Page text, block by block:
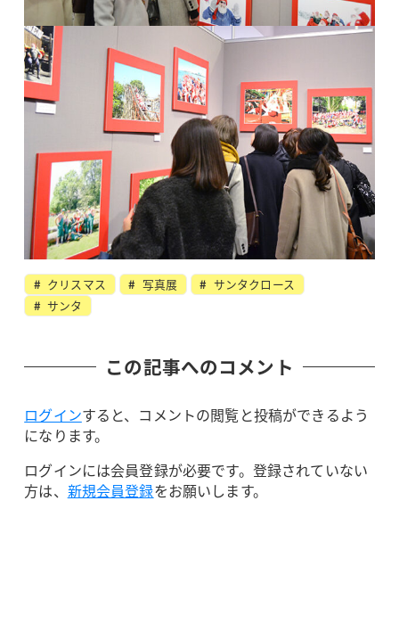
クリスマス 写真展
サンタクロース
サンタ
この記事へのコメント
ログインすると、コメントの閲覧と投稿ができるよう
になります。
ログインには会員登録が必要です。登録されていない
方は、 新規会員登録をお願いします。